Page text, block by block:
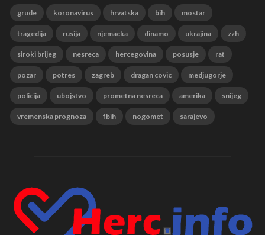
grude koronavirus hrvatska bih mostar
tragedija rusija njemacka dinamo ukrajina zzh
siroki brijeg nesreca hercegovina posusje rat
pozar potres zagreb dragan covic medjugorje
policija ubojstvo prometna nesreca amerika snijeg
vremenska prognoza fbih nogomet sarajevo